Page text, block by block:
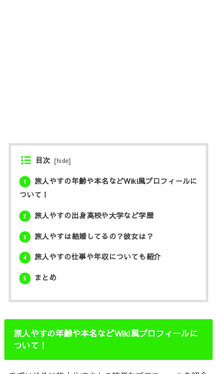
目次 [hide]
1
旅人やすの年齢や本名などWiki風プロフィールに
ついて！
2 旅人やすの出身高校や大学など学歴
3 旅人やすは結婚してるの？彼女は？
4 旅人やすの仕事や年収についても紹介
5 まとめ
旅人やすの年齢や本名などWiki風プロフィールに
ついて！